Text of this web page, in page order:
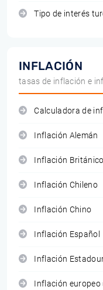
Tipo de interés
INFLACIÓN
tasas de inflación e
Calculadora de
Inflación Alemán
Inflación Británico
Inflación Chileno
Inflación Chino
Inflación Español
Inflación
Inflación europeo